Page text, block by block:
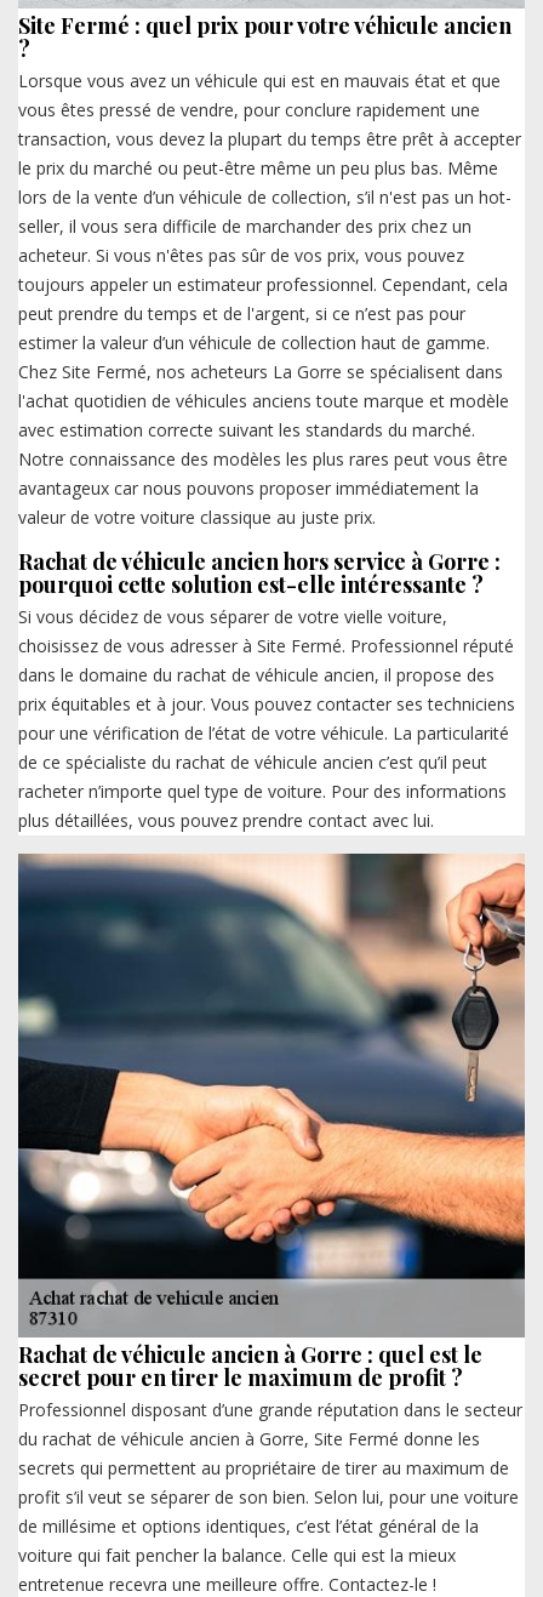
Site Fermé : quel prix pour votre véhicule ancien
?
Lorsque vous avez un véhicule qui est en mauvais état et que
vous êtes pressé de vendre, pour conclure rapidement une
transaction, vous devez la plupart du temps être prêt à accepter
le prix du marché ou peut-être même un peu plus bas. Même
lors de la vente d’un véhicule de collection, s’il n'est pas un hot-
seller, il vous sera difficile de marchander des prix chez un
acheteur. Si vous n'êtes pas sûr de vos prix, vous pouvez
toujours appeler un estimateur professionnel. Cependant, cela
peut prendre du temps et de l'argent, si ce n’est pas pour
estimer la valeur d’un véhicule de collection haut de gamme.
Chez Site Fermé, nos acheteurs La Gorre se spécialisent dans
l'achat quotidien de véhicules anciens toute marque et modèle
avec estimation correcte suivant les standards du marché.
Notre connaissance des modèles les plus rares peut vous être
avantageux car nous pouvons proposer immédiatement la
valeur de votre voiture classique au juste prix.
Rachat de véhicule ancien hors service à Gorre :
pourquoi cette solution est-elle intéressante ?
Si vous décidez de vous séparer de votre vielle voiture,
choisissez de vous adresser à Site Fermé. Professionnel réputé
dans le domaine du rachat de véhicule ancien, il propose des
prix équitables et à jour. Vous pouvez contacter ses techniciens
pour une vérification de l’état de votre véhicule. La particularité
de ce spécialiste du rachat de véhicule ancien c’est qu’il peut
racheter n’importe quel type de voiture. Pour des informations
plus détaillées, vous pouvez prendre contact avec lui.
Rachat de véhicule ancien à Gorre : quel est le
secret pour en tirer le maximum de profit ?
Professionnel disposant d’une grande réputation dans le secteur
du rachat de véhicule ancien à Gorre, Site Fermé donne les
secrets qui permettent au propriétaire de tirer au maximum de
profit s’il veut se séparer de son bien. Selon lui, pour une voiture
de millésime et options identiques, c’est l’état général de la
voiture qui fait pencher la balance. Celle qui est la mieux
entretenue recevra une meilleure offre. Contactez-le !